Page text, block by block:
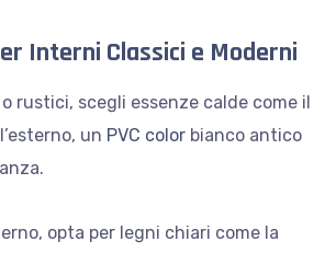
Interni Classici e Moderni
rustici, scegli essenze calde come il
un PVC color bianco antico
opta per legni chiari come la